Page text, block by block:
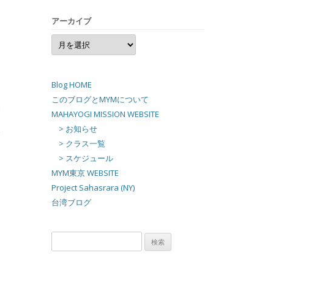
アーカイブ
ア
ー
カ
Blog HOME
このブログとMYMについて
MAHAYOGI MISSION WEBSITE
> お知らせ
> クラス一覧
> スケジュール
MYM東京 WEBSITE
Project Sahasrara (NY)
台湾ブログ
索: